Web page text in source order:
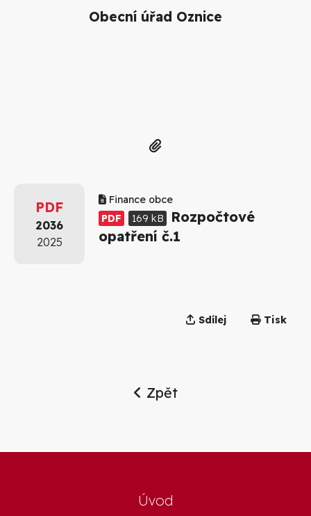
Obecní úřad Oznice
PDF
2036
2025
Finance obce
PDF
169 kB Rozpočtové
opatření č.1
Sdílej Tisk
Zpět
Úvod